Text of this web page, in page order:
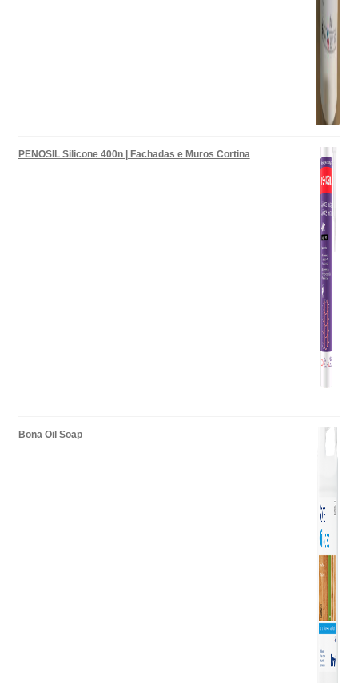
PENOSIL Silicone 400n | Fachadas e Muros Cortina
Bona Oil Soap